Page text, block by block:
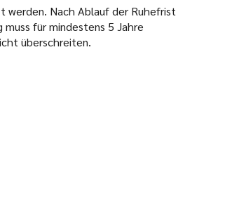
werden. Nach Ablauf der Ruhefrist
für mindestens 5 Jahre
überschreiten.